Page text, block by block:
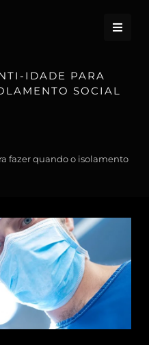
IDADE PARA
SOCIAL
fazer quando o isolamento